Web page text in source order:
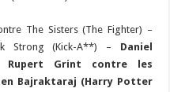
The Sisters (The Fighter) –
Strong (Kick-A**) – Daniel
Rupert Grint contre les
Bajraktaraj (Harry Potter